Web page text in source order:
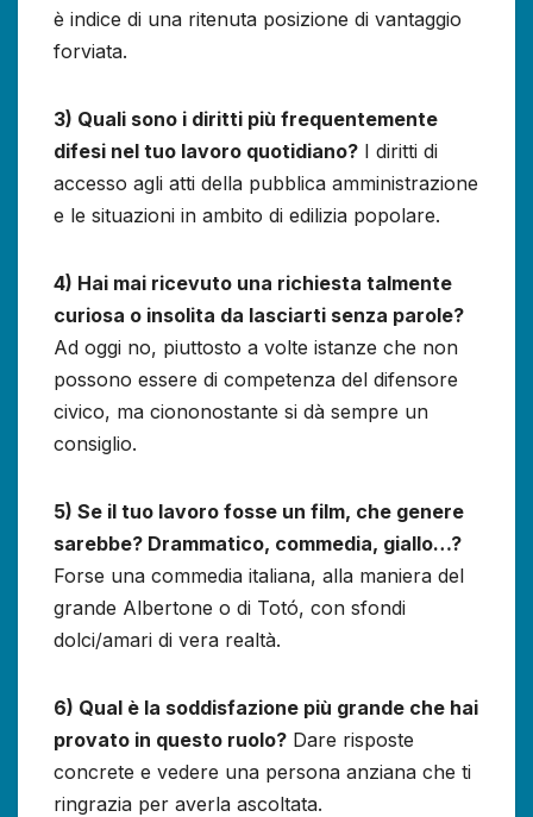
è indice di una ritenuta posizione di vantaggio
forviata.
3) Quali sono i diritti più frequentemente
difesi nel tuo lavoro quotidiano? I diritti di
accesso agli atti della pubblica amministrazione
e le situazioni in ambito di edilizia popolare.
4) Hai mai ricevuto una richiesta talmente
curiosa o insolita da lasciarti senza parole?
Ad oggi no, piuttosto a volte istanze che non
possono essere di competenza del difensore
civico, ma ciononostante si dà sempre un
consiglio.
5) Se il tuo lavoro fosse un film, che genere
sarebbe? Drammatico, commedia, giallo…?
Forse una commedia italiana, alla maniera del
grande Albertone o di Totó, con sfondi
dolci/amari di vera realtà.
6) Qual è la soddisfazione più grande che hai
provato in questo ruolo? Dare risposte
concrete e vedere una persona anziana che ti
ringrazia per averla ascoltata.